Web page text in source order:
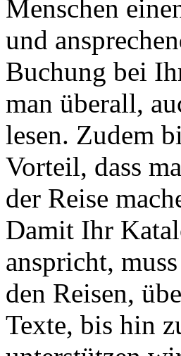
Menschen
und
Buchung bei
man überall,
lesen. Zudem
Vorteil, dass
der Reise
Damit Ihr
anspricht,
den Reisen,
Texte, bis hin